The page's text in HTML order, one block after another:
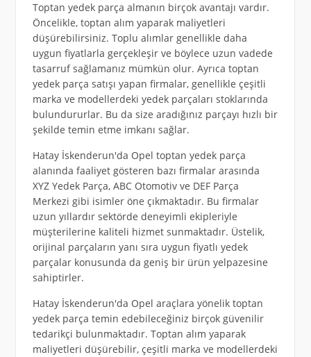
Toptan yedek parça almanın birçok avantajı vardır.
Öncelikle, toptan alım yaparak maliyetleri
düşürebilirsiniz. Toplu alımlar genellikle daha
uygun fiyatlarla gerçekleşir ve böylece uzun vadede
tasarruf sağlamanız mümkün olur. Ayrıca toptan
yedek parça satışı yapan firmalar, genellikle çeşitli
marka ve modellerdeki yedek parçaları stoklarında
bulundururlar. Bu da size aradığınız parçayı hızlı bir
şekilde temin etme imkanı sağlar.
Hatay İskenderun'da Opel toptan yedek parça
alanında faaliyet gösteren bazı firmalar arasında
XYZ Yedek Parça, ABC Otomotiv ve DEF Parça
Merkezi gibi isimler öne çıkmaktadır. Bu firmalar
uzun yıllardır sektörde deneyimli ekipleriyle
müşterilerine kaliteli hizmet sunmaktadır. Üstelik,
orijinal parçaların yanı sıra uygun fiyatlı yedek
parçalar konusunda da geniş bir ürün yelpazesine
sahiptirler.
Hatay İskenderun'da Opel araçlara yönelik toptan
yedek parça temin edebileceğiniz birçok güvenilir
tedarikçi bulunmaktadır. Toptan alım yaparak
maliyetleri düşürebilir, çeşitli marka ve modellerdeki